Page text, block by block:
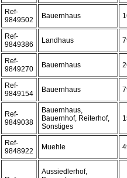
Ref-
9849502
Bauernhaus
Ref-
9849386
Landhaus
Ref-
9849270
Bauernhaus
Ref-
9849154
Bauernhaus
Ref-
9849038
Bauernhaus,
Bauernhof, Reiterhof,
Sonstiges
Ref-
9848922
Muehle
Aussiedlerhof,